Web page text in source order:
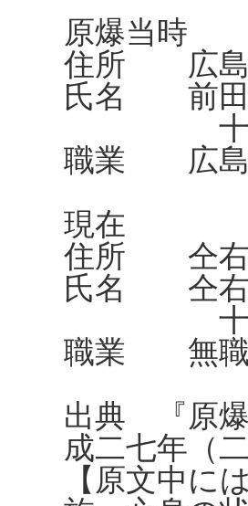
原爆当時
住所 広島
氏名 前田
十五
職業 広島
現在
住所 仝右
氏名 仝右
十九
職業 無職
出典 『原
成二七年（
【原文中に